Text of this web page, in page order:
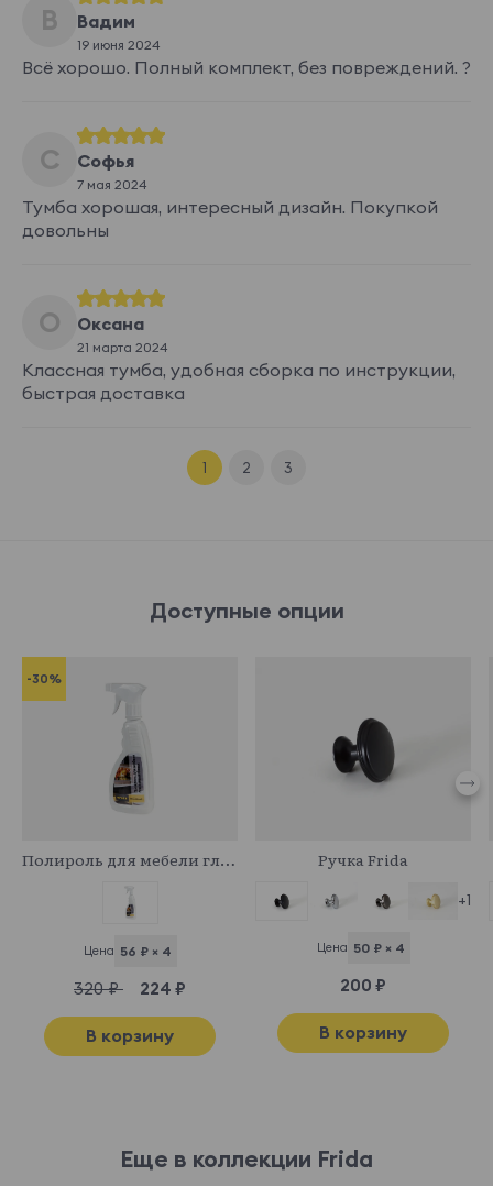
В Вадим
19 июня 2024
Всё хорошо. Полный комплект, без повреждений. ?
С Софья
7 мая 2024
Тумба хорошая, интересный дизайн. Покупкой
довольны
О Оксана
21 марта 2024
Классная тумба, удобная сборка по инструкции,
быстрая доставка
1 2 3
Доступные опции
-30%
Полироль для мебели глянцевый
Цена 56 ₽ × 4
320 ₽ 224 ₽
В корзину
Ручка Frida
+1
Цена 50 ₽ × 4
200 ₽
В корзину
Еще в коллекции Frida